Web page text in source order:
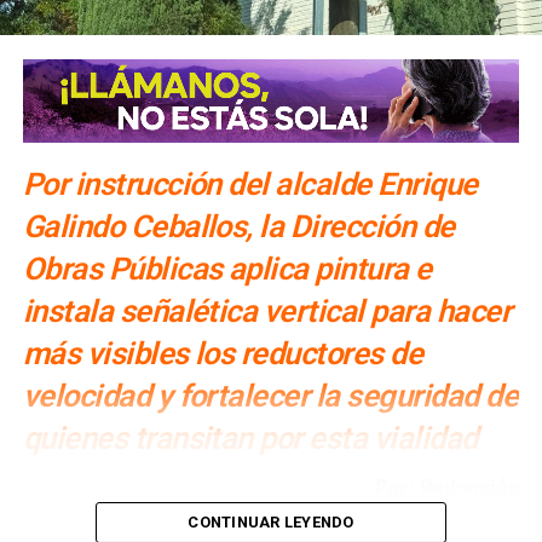
NO TE PIERDAS
SLP: Max Jasso
Por instrucción del alcalde Enrique
Galindo Ceballos, la Dirección de
Obras Públicas aplica pintura e
instala señalética vertical para hacer
más visibles los reductores de
velocidad y fortalecer la seguridad de
quienes transitan por esta vialidad
alcalde Enrique Galindo Ceballos
CONTINUAR LEYENDO